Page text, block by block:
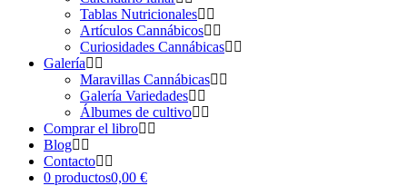
Tablas Nutricionales
Artículos Cannábicos
Curiosidades Cannábicas
Galería
Maravillas Cannábicas
Galería Variedades
Álbumes de cultivo
Comprar el libro
Blog
Contacto
0 productos0,00 €